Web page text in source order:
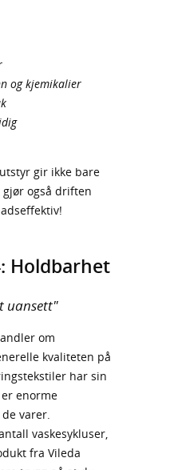
og kjemikalier
gir ikke bare
også driften
Holdbarhet
uansett"
om
kvaliteten på
har sin
enorme
varer.
vaskesykluser,
fra Vileda